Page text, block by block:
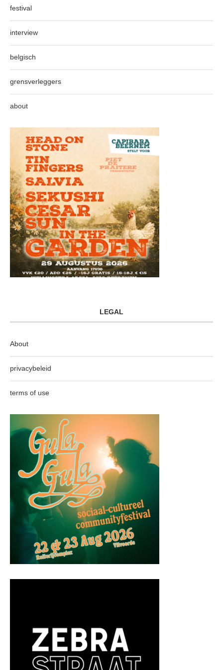
festival
interview
belgisch
grensverleggers
about
LEGAL
About
privacybeleid
terms of use